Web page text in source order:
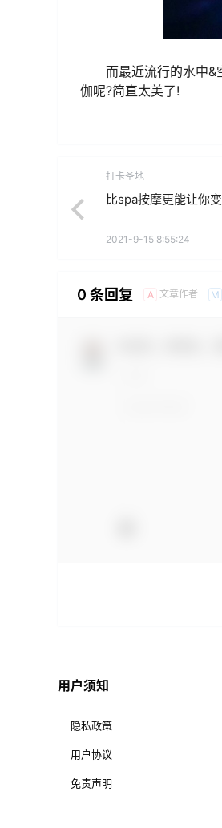
而最近流行的水中&
伽呢?简直太美了!
打卡圣地
比spa按摩更能让你
2021-9-15 8:55:24
0 条回复 A 文章作者 M
用户须知
隐私政策
用户协议
免责声明